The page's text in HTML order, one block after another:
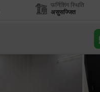
फर्निशिंग स्थिति
असुसज्जित